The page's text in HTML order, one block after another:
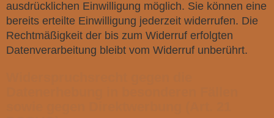
ausdrücklichen Einwilligung möglich. Sie können eine
bereits erteilte Einwilligung jederzeit widerrufen. Die
Rechtmäßigkeit der bis zum Widerruf erfolgten
Datenverarbeitung bleibt vom Widerruf unberührt.